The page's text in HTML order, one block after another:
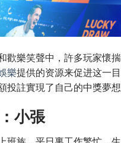
歡樂笑聲中，許多玩家懷
樂提供的资源来促进这一
投註實現了自己的中獎夢想
小張